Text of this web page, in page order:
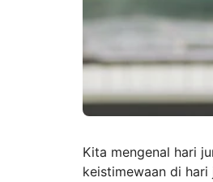
Kita mengenal hari
keistimewaan di